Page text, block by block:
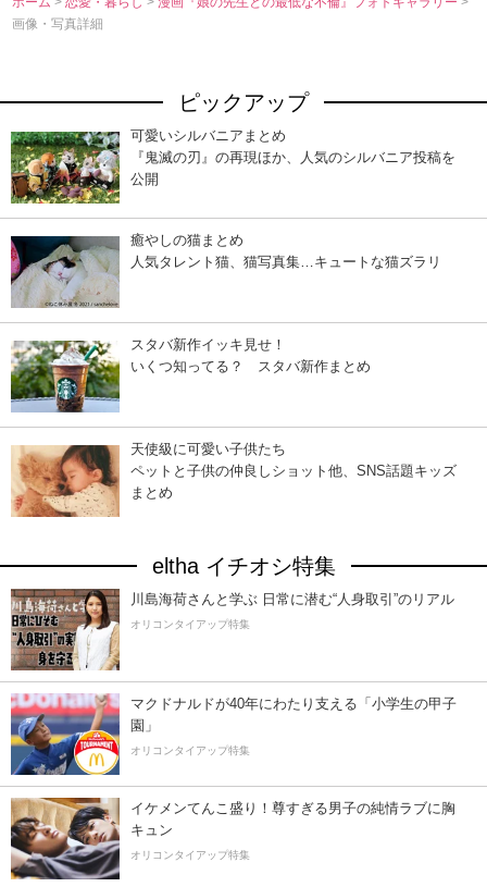
画像・写真詳細
ピックアップ
可愛いシルバニアまとめ
『鬼滅の刃』の再現ほか、人気のシルバニア投稿を
公開
癒やしの猫まとめ
人気タレント猫、猫写真集…キュートな猫ズラリ
スタバ新作イッキ見せ！
いくつ知ってる？ スタバ新作まとめ
天使級に可愛い子供たち
ペットと子供の仲良しショット他、SNS話題キッズ
まとめ
eltha イチオシ特集
川島海荷さんと学ぶ 日常に潜む“人身取引”のリアル
オリコンタイアップ特集
マクドナルドが40年にわたり支える「小学生の甲子
園」
オリコンタイアップ特集
イケメンてんこ盛り！尊すぎる男子の純情ラブに胸
キュン
オリコンタイアップ特集